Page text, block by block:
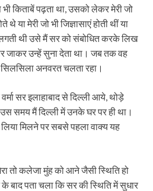
किताबें पढ़ता था, उसको लेकर मेरी जो
थे या मेरी जो भी जिज्ञासाएं होती थीं या
थी उसे मैं सर को संबोधित करके लिख
जाकर उन्हें सुना देता था। जब तक वह
अनवरत चलता रहा।
सर इलाहाबाद से दिल्ली आये, थोड़े
समय मैं दिल्ली में उनके घर पर ही था।
मिलने पर सबसे पहला वाक्य यह
तो कलेजा मुंह को आने जैसी स्थिति हो
बाद पता चला कि सर की स्थिति में सुधार